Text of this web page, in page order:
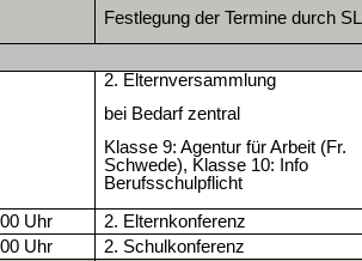
Festlegung der Termine durch SL
2. Elternversammlung
bei Bedarf zentral
Klasse 9: Agentur für Arbeit (Fr.
Schwede), Klasse 10: Info
Berufsschulpflicht
Uhr 2. Elternkonferenz
Uhr
2. Schulkonferenz